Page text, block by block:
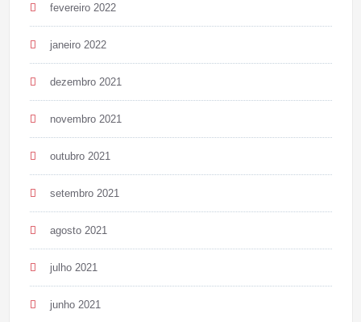
fevereiro 2022
janeiro 2022
dezembro 2021
novembro 2021
outubro 2021
setembro 2021
agosto 2021
julho 2021
junho 2021